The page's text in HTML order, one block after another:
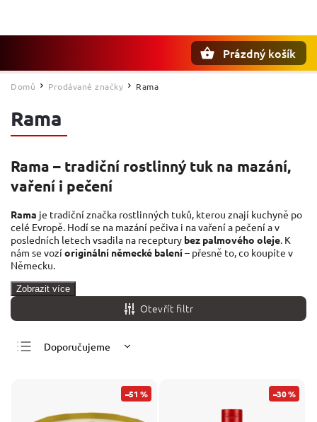
Prázdný košík
Domů / Prodávané značky / Rama
Rama
Rama – tradiční rostlinný tuk na mazání,
vaření i pečení
Rama je tradiční značka rostlinných tuků, kterou znají kuchyně po
celé Evropě. Hodí se na mazání pečiva i na vaření a pečení a v
posledních letech vsadila na receptury bez palmového oleje. K
nám se vozíoriginální německé balení– přesně to, co koupíte v
Německu.
Zobrazit více
Otevřít filtr
Doporučujeme
Nejprodávanější
–51 % –30 %